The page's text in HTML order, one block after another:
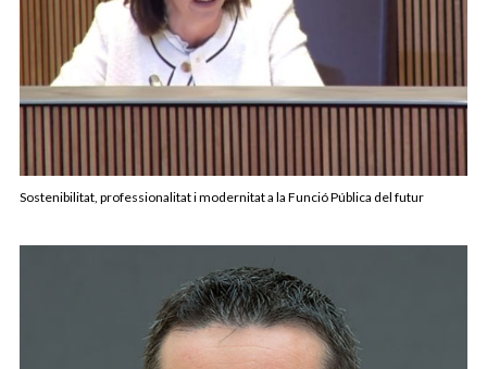
Sostenibilitat, professionalitat i modernitat a la Funció Pública del futur